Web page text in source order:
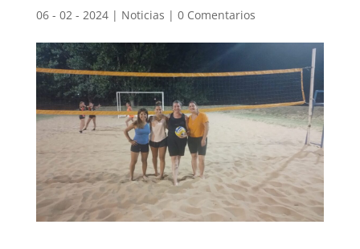
06 - 02 - 2024| Noticias | 0 Comentarios